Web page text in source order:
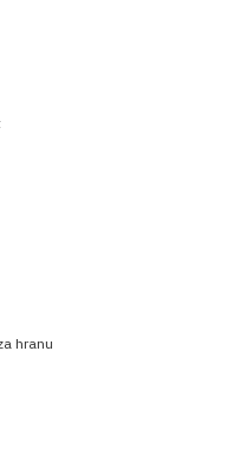
hranu